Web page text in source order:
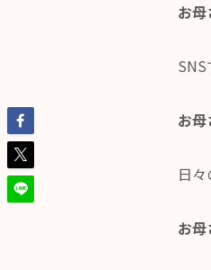
お
SNS
お母
日
お